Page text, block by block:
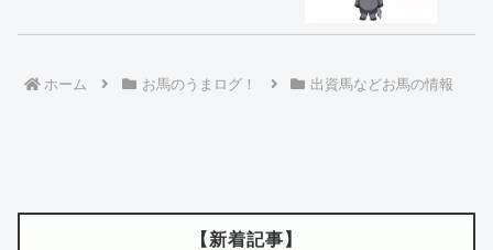
ホーム お馬のうまログ！ 出資馬などお馬の情報
【新着記事】